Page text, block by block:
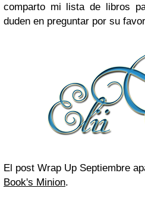
comparto mi lista de libros
duden en preguntar por su
El post Wrap Up Septiembre
Book's Minion.